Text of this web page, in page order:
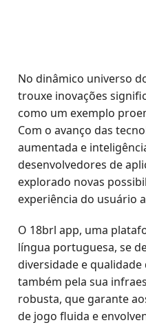
No dinâmico universo
trouxe inovações
como um exemplo
Com o avanço das
aumentada e
desenvolvedores de
explorado novas
experiência do usuário
O 18brl app, uma
língua portuguesa, se
diversidade e
também pela sua
robusta, que garante
de jogo fluida e